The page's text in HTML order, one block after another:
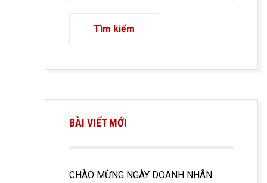
BÀI VIẾT MỚI
CHÀO MỪNG NGÀY DOANH NHÂN